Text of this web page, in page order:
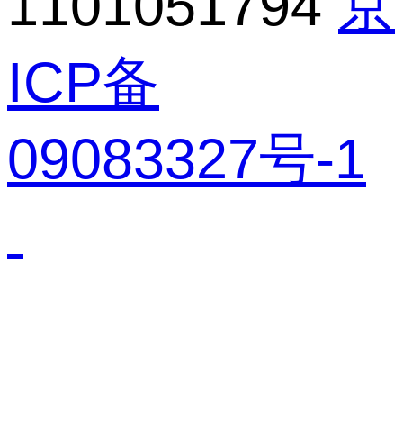
ICP备
09083327号-1